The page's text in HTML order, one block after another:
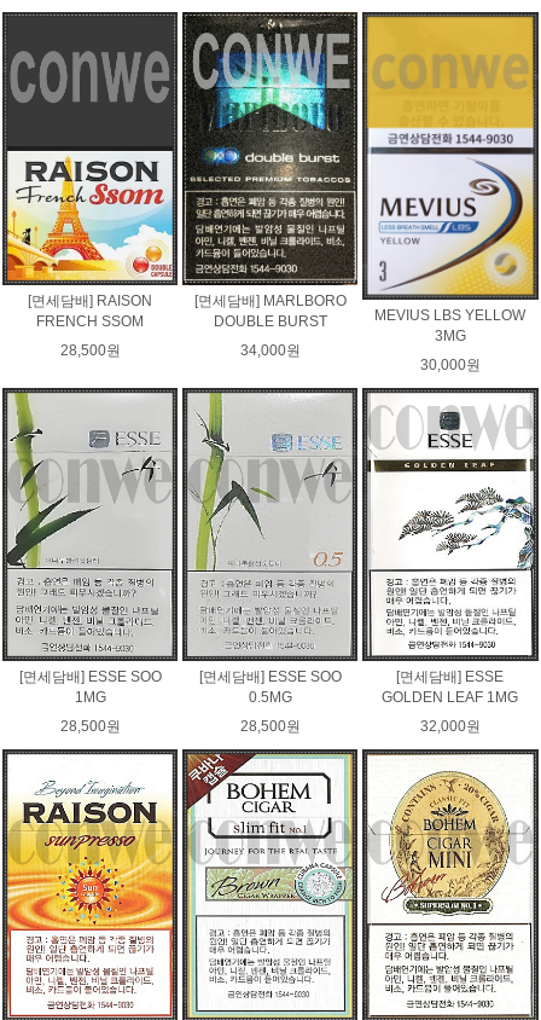
[면세담배] RAISON
FRENCH SSOM
28,500원
[면세담배] MARLBORO
DOUBLE BURST
34,000원
MEVIUS LBS YELLOW
3MG
30,000원
[면세담배] ESSE SOO
1MG
28,500원
[면세담배] ESSE SOO
0.5MG
28,500원
[면세담배] ESSE
GOLDEN LEAF 1MG
32,000원